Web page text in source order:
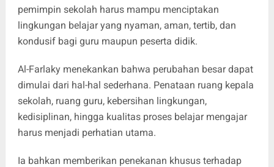
pemimpin sekolah harus mampu menciptakan
lingkungan belajar yang nyaman, aman, tertib, dan
kondusif bagi guru maupun peserta didik.
Al-Farlaky menekankan bahwa perubahan besar dapat
dimulai dari hal-hal sederhana. Penataan ruang kepala
sekolah, ruang guru, kebersihan lingkungan,
kedisiplinan, hingga kualitas proses belajar mengajar
harus menjadi perhatian utama.
Ia bahkan memberikan penekanan khusus terhadap